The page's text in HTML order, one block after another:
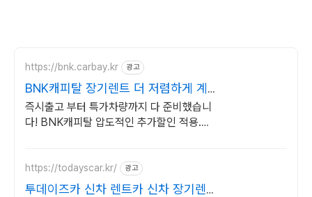
https://bnk.carbay.kr 광고
BNK캐피탈 장기렌트 더 저렴하게 계
약하고
즉시출고 부터 특가차량까지 다 준비했습니
다! BNK캐피탈 압도적인 추가할인 적용.
https://todayscar.kr/ 광고
투데이즈카 신차 렌트카 신차 장기렌트